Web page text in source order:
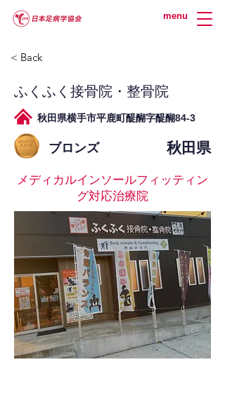
menu
< Back
ふくふく接骨院・整骨院
秋田県横手市平鹿町醍醐字醍醐84-3
ブロンズ 秋田県
メディカルインソールフィッティン
グ対応治療院